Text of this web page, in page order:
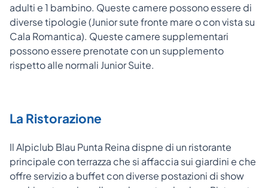
adulti e 1 bambino. Queste camere possono essere di
diverse tipologie (Junior sute fronte mare o con vista su
Cala Romantica). Queste camere supplementari
possono essere prenotate con un supplemento
rispetto alle normali Junior Suite.
La Ristorazione
Il Alpiclub Blau Punta Reina dispne di un ristorante
principale con terrazza che si affaccia sui giardini e che
offre servizio a buffet con diverse postazioni di show